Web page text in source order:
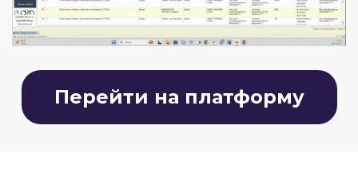
Перейти на платформу